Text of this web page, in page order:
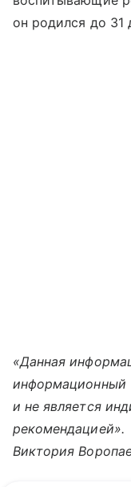
он родился до 31
«Данная
информационный
и не является
рекомендацией».
Виктория